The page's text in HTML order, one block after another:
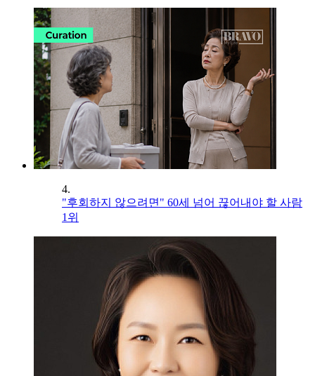
4.
"후회하지 않으려면" 60세 넘어 끊어내야 할 사람
1위